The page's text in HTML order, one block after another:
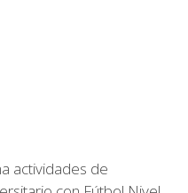
actividades de